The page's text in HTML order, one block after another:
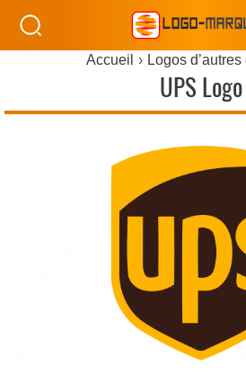
Accueil Logos
UPS Logo